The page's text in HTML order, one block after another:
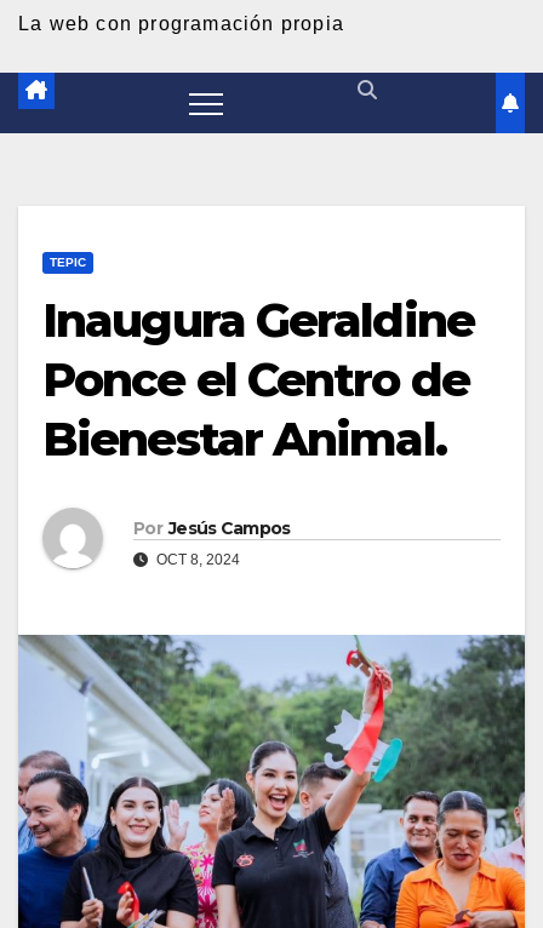
La web con programación propia
TEPIC
Inaugura Geraldine
Ponce el Centro de
Bienestar Animal.
Por Jesús Campos
OCT 8, 2024